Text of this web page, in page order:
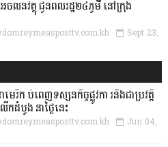
ចលនវត្ថុ ជូនពលរដ្ឋ២៤ភូមិ នៅក្រុង
Sept 23,
ាមេរិក បំពេញទស្សនកិច្ចផ្លូវកា រនិងជាប្រវត្តិ
កដំបូង នាថ្ងៃនេះ
Jun 04,